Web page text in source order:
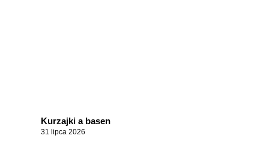
Kurzajki a basen
31 lipca 2026